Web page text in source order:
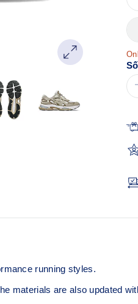
running styles.​
materials are also updated